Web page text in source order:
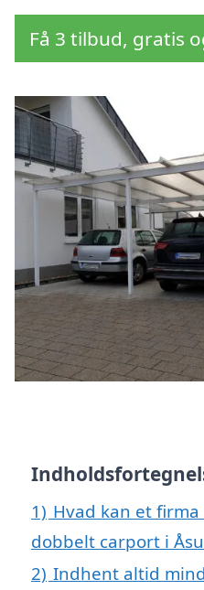
Få 3 tilbud, gratis
1) Hvad kan et
dobbelt carport i
2) Indhent altid